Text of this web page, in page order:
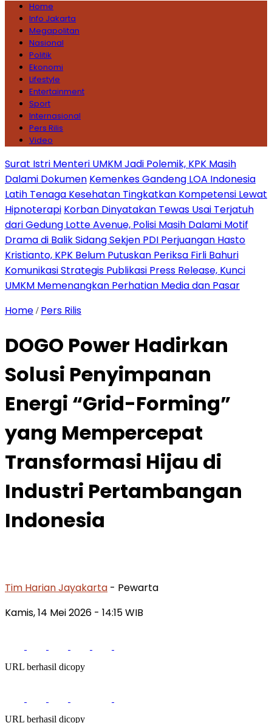
Home
Info Jakarta
Megapolitan
Nasional
Politik
Ekonomi
Lifestyle
Entertainment
Sport
Internasional
Pers Rilis
Video
Surat Istri Menteri UMKM Jadi Polemik, KPK Masih
Dalami Dokumen Kemenkes Gandeng LOA Indonesia
Latih Tenaga Kesehatan Tingkatkan Kompetensi Lewat
Hipnoterapi Korban Dinyatakan Tewas Usai Terjatuh
dari Gedung Lotte Avenue, Polisi Masih Dalami Motif
Drama di Balik Sidang Sekjen PDI Perjuangan Hasto
Kristianto, KPK Belum Putuskan Periksa Firli Bahuri
Komunikasi Strategis Publikasi Press Release, Kunci
UMKM Memenangkan Perhatian Media dan Pasar
Home / Pers Rilis
DOGO Power Hadirkan
Solusi Penyimpanan
Energi “Grid-Forming”
yang Mempercepat
Transformasi Hijau di
Industri Pertambangan
Indonesia
Tim Harian Jayakarta - Pewarta
Kamis, 14 Mei 2026 - 14:15 WIB
URL berhasil dicopy
URL berhasil dicopy